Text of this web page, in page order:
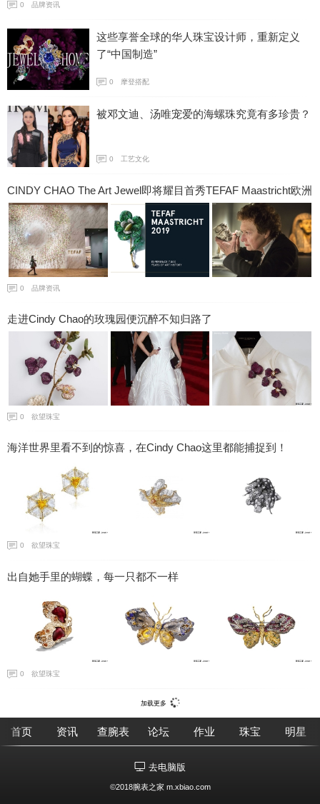
0 品牌资讯
这些享誉全球的华人珠宝设计师，重新定义
了“中国制造”
0 摩登搭配
被邓文迪、汤唯宠爱的海螺珠究竟有多珍贵？
0 工艺文化
CINDY CHAO The Art Jewel即将耀目首秀TEFAF Maastricht欧洲
艺术博览会
0 品牌资讯
走进Cindy Chao的玫瑰园便沉醉不知归路了
0 欲望珠宝
海洋世界里看不到的惊喜，在Cindy Chao这里都能捕捉到！
0 欲望珠宝
出自她手里的蝴蝶，每一只都不一样
0 欲望珠宝
加载更多
首页 资讯 查腕表 论坛 作业 珠宝 明星
去电脑版
©2018腕表之家 m.xbiao.com